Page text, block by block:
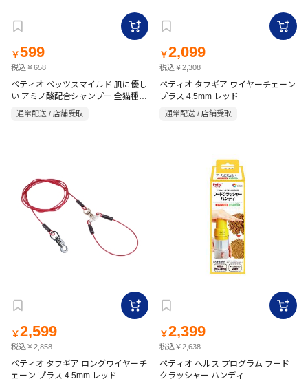
￥599
税込￥658
ペティオ ペッツスマイルド 肌に優し
い アミノ酸配合シャンプー 全猫種用
通常配送 / 店舗受取
￥2,099
税込￥2,308
ペティオ タフギア ワイヤーチェーン
プラス 4.5mm レッド
通常配送 / 店舗受取
￥2,599
税込￥2,858
ペティオ タフギア ロングワイヤーチ
ェーン プラス 4.5mm レッド
￥2,399
税込￥2,638
ペティオ ヘルス プログラム フード
クラッシャー ハンディ